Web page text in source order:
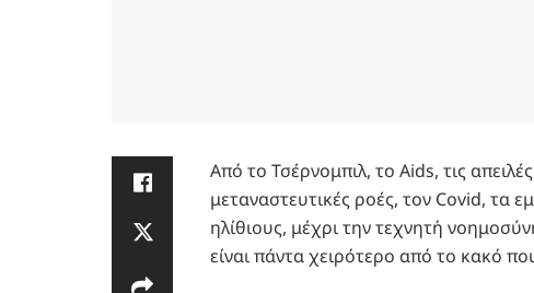
Από το Τσέρνομπιλ, το Aids, τις
μεταναστευτικές ροές, τον Covid, τα
ηλίθιους, μέχρι την τεχνητή
είναι πάντα χειρότερο από το κακό